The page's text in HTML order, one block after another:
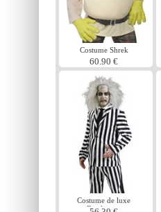
Costume Shrek
60.90 €
Costume de luxe
Beetlejuice